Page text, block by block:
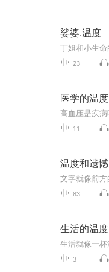
娑婆.温度
23
医学的温度
11
温度和遗憾
83
生活的温度
3